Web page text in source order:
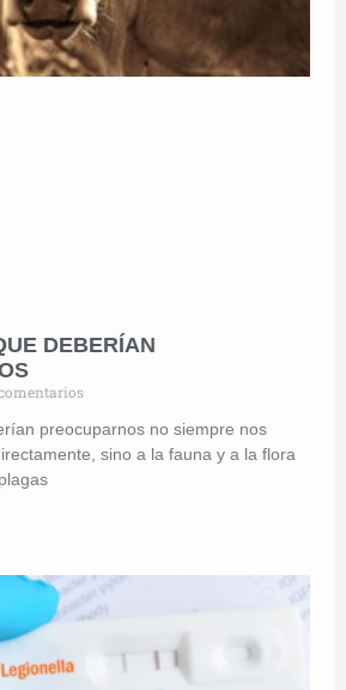
DEBERÍAN
preocuparnos no siempre nos
sino a la fauna y a la flora